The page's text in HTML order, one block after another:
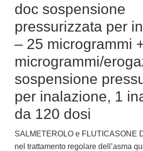
doc sospensione
pressurizzata per
– 25 microgrammi
microgrammi/
sospensione
per inalazione, 1
da 120 dosi
SALMETEROLO e FLUTICASONE
nel trattamento regolare dell’asma